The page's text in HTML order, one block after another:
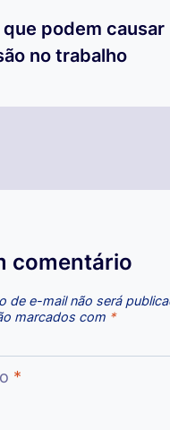
podem causar
no trabalho
comentário
de e-mail não será
marcados com *
*